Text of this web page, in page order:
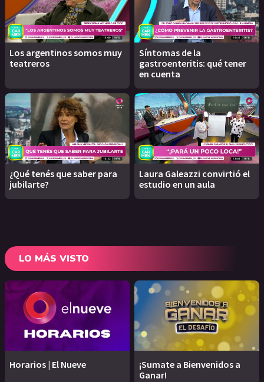
Los argentinos somos muy
teatreros
Síntomas de la
gastroenteritis: qué tener
en cuenta
¿Qué tenés que saber para
jubilarte?
Laura Galeazzi convirtió el
estudio en un aula
LO MÁS VISTO
Horarios | El Nueve
¡Sumate a Bienvenidos a
Ganar!